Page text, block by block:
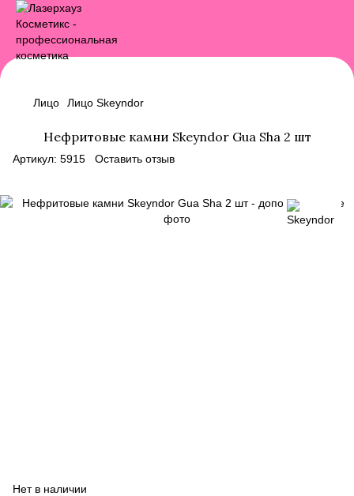
Лицо Лицо Skeyndor
Нефритовые камни Skeyndor Gua Sha 2 шт
Артикул: 5915 Оставить отзыв
Нет в наличии